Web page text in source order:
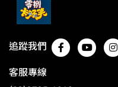
追蹤我們
客服專線